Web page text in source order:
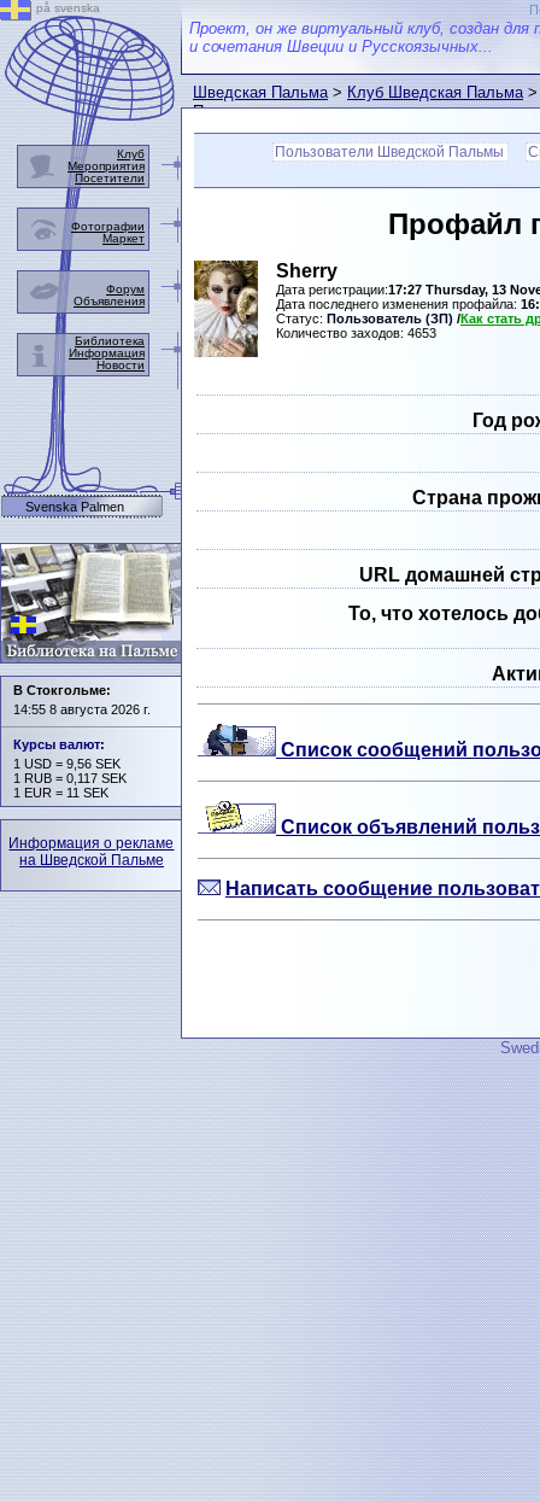
Проект, он же виртуальный клуб, создан для
и сочетания Швеции и Русскоязычных...
Шведская Пальма>Клуб Шведская Пальма>
Пальмы
Пользователи Шведской Пальмы
Профайл
Sherry
Дата регистрации:17:27 Thursday, 13
Дата последнего изменения профайла:
Статус: Пользователь (ЗП) /Как стать
Количество заходов: 4653
Год
Страна
URL домашней
То, что хотелось
Список сообщений
Список объявлений
Написать сообщение
på svenska
Клуб
Мероприятия
Посетители
Фотографии
Маркет
Форум
Объявления
Библиотека
Информация
Новости
Svenska Palmen
В Стокгольме:
14:55 8 августа 2026 г.
Курсы валют:
1 USD = 9,56 SEK
1 RUB = 0,117 SEK
1 EUR = 11 SEK
Информация о рекламе
на Шведской Пальме